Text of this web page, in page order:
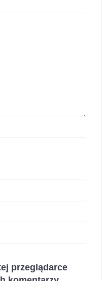
przeglądarce